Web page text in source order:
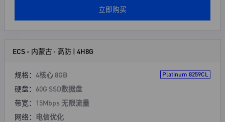
立即购买
ECS - 内蒙古 · 高防 | 4H8G
规格： 4核心 8GB Platinum 8259CL
硬盘： 60G SSD数据盘
带宽： 15Mbps 无限流量
网络：
电信优化